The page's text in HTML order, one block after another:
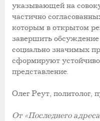
указывающей на
частично
которым в открытом
завершить
социально значимых
сформируют
представление.
Олег Реут, политолог,
От «Последнего